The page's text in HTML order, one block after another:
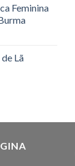
Feminina
Lã